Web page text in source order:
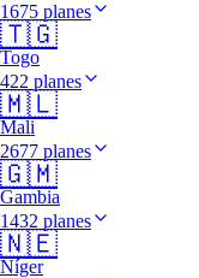
1675 planes
🇹🇬
Togo
422 planes
🇲🇱
Mali
2677 planes
🇬🇲
Gambia
1432 planes
🇳🇪
Níger